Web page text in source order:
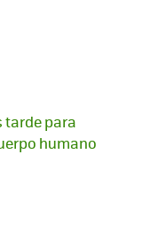
tarde para
humano